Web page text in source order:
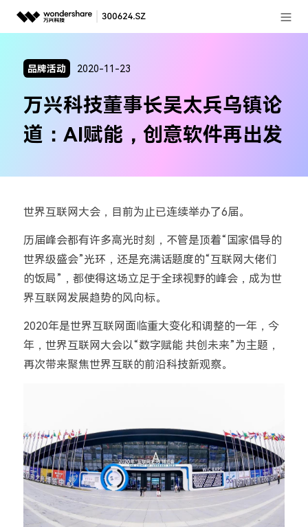
AIGC数字创意
实用工具
客服热线：4000-300624
品牌活动 2020-11-23
万兴科技董事长吴太兵乌镇论
道：AI赋能，创意软件再出发
世界互联网大会，目前为止已连续举办了6届。
历届峰会都有许多高光时刻，不管是顶着“国家倡导的
世界级盛会”光环，还是充满话题度的“互联网大佬们
的饭局”，都使得这场立足于全球视野的峰会，成为世
界互联网发展趋势的风向标。
2020年是世界互联网面临重大变化和调整的一年，今
年，世界互联网大会以“数字赋能 共创未来”为主题，
再次带来聚焦世界互联的前沿科技新观察。